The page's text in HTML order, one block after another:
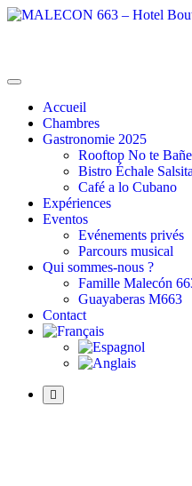
Accueil
Chambres
Gastronomie 2025
Rooftop No te
Bistro Échale Salsita
Café a lo Cubano
Expériences
Eventos
Evénements privés
Parcours musical
Qui sommes-nous ?
Famille Malecón
Guayaberas M663
Contact